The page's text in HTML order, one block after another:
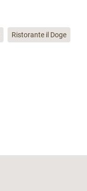
Ristorante il Doge